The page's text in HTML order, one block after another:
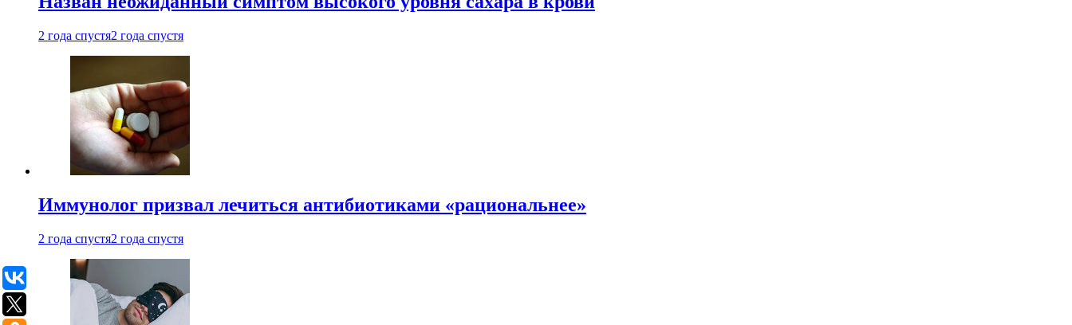
2 года спустя2 года спустя
Иммунолог призвал лечиться антибиотиками «рациональнее»
2 года спустя2 года спустя